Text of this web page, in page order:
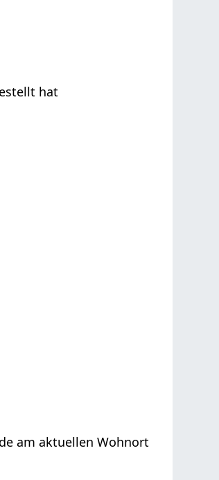
hat
am aktuellen Wohnort